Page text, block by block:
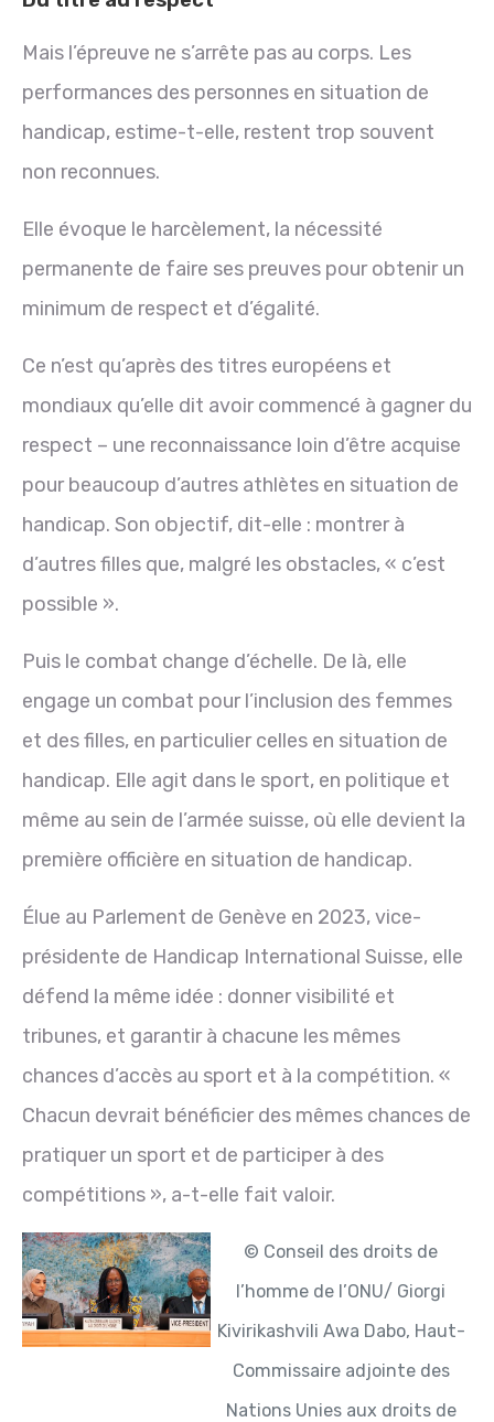
Mais l’épreuve ne s’arrête pas au corps. Les
performances des personnes en situation de
handicap, estime-t-elle, restent trop souvent
non reconnues.
Elle évoque le harcèlement, la nécessité
permanente de faire ses preuves pour obtenir un
minimum de respect et d’égalité.
Ce n’est qu’après des titres européens et
mondiaux qu’elle dit avoir commencé à gagner du
respect – une reconnaissance loin d’être acquise
pour beaucoup d’autres athlètes en situation de
handicap. Son objectif, dit-elle : montrer à
d’autres filles que, malgré les obstacles, « c’est
possible ».
Puis le combat change d’échelle. De là, elle
engage un combat pour l’inclusion des femmes
et des filles, en particulier celles en situation de
handicap. Elle agit dans le sport, en politique et
même au sein de l’armée suisse, où elle devient la
première officière en situation de handicap.
Élue au Parlement de Genève en 2023, vice-
présidente de Handicap International Suisse, elle
défend la même idée : donner visibilité et
tribunes, et garantir à chacune les mêmes
chances d’accès au sport et à la compétition. «
Chacun devrait bénéficier des mêmes chances de
pratiquer un sport et de participer à des
compétitions », a-t-elle fait valoir.
© Conseil des droits de
l’homme de l’ONU/ Giorgi
Kivirikashvili Awa Dabo, Haut-
Commissaire adjointe des
Nations Unies aux droits de